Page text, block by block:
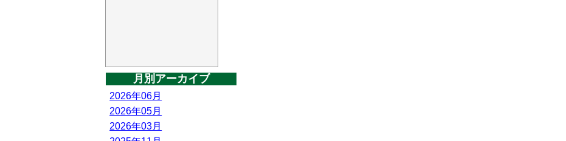
月別アーカイブ
2026年06月
2026年05月
2026年03月